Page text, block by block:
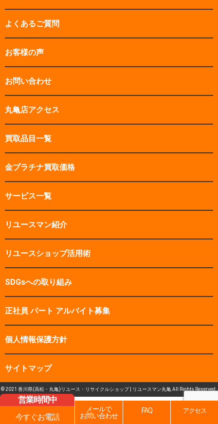
よくあるご質問
お客様の声
お問い合わせ
丸亀店アクセス
買取品目一覧
金プラチナ買取価格
サービス一覧
リユースマン紹介
リユースショップ活用術
SDGsへの取り組み
正社員 パート アルバイト募集
個人情報保護方針
サイトマップ
© 2021 香川県(高松・丸亀)リユース・リサイクルショップ | リユースマン丸亀 All Rights Reserved.
営業時間中
今すぐお電話
メールで
お問い合わせ
FAQ アクセス